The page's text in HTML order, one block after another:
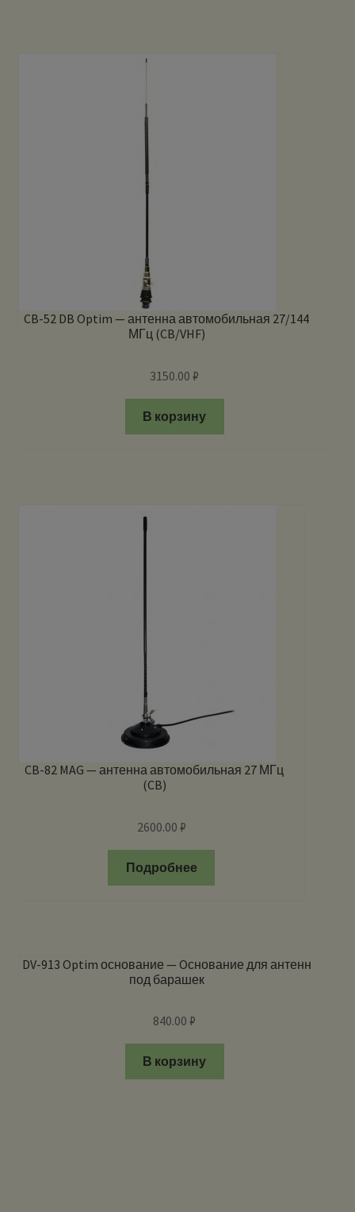
CB-52 DB Optim — антенна автомобильная 27/144
МГц (CB/VHF)
3150.00₽
В корзину
CB-82 MAG — антенна автомобильная 27 МГц
(CB)
2600.00 ₽
Подробнее
DV-913 Optim основание — Oснование для антенн
под барашек
840.00₽
В корзину